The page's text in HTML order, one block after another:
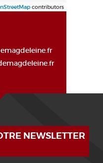
contributors
NEWSLETTER